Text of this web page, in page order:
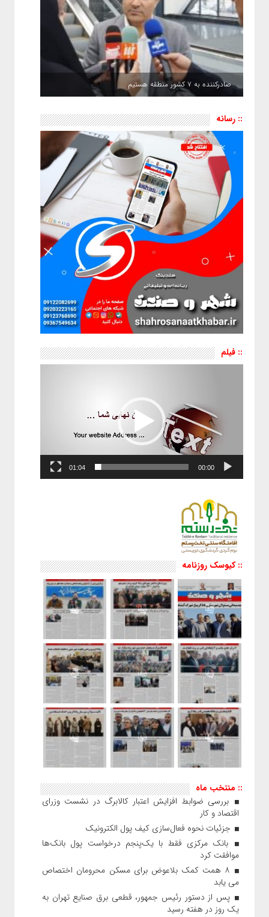
صادرکننده به ۷ کشور منطقه هستیم
:: رسانه
:: فیلم
نمایشگر
00:00
01:04
:: کیوسک روزنامه
:: منتخب ماه
بررسی ضوابط افزایش اعتبار کالابرگ در نشست وزرای
اقتصاد و کار
جزئیات نحوه فعال‌سازی کیف پول الکترونیک
بانک مرکزی فقط با یک‌‎پنجم درخواست پول بانک‌ها
موافقت کرد
۸ همت کمک بلاعوض برای مسکن محرومان اختصاص
می یابد
پس از دستور رئیس‌ جمهور، قطعی برق صنایع تهران به
یک روز در هفته رسید